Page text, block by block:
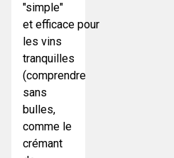
"simple"
et efficace pour
les vins
tranquilles
(comprendre
sans
bulles,
comme le
crémant